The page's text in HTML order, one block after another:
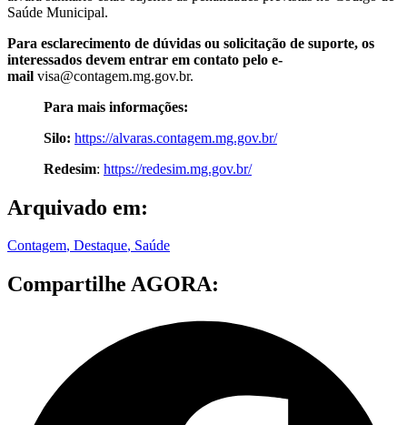
Saúde Municipal.
Para esclarecimento de dúvidas ou solicitação de suporte, os
interessados devem entrar em contato pelo e-
mail visa@contagem.mg.gov.br.
Para mais informações:
Silo: https://alvaras.contagem.mg.gov.br/
Redesim: https://redesim.mg.gov.br/
Arquivado em:
Contagem, Destaque, Saúde
Compartilhe AGORA: